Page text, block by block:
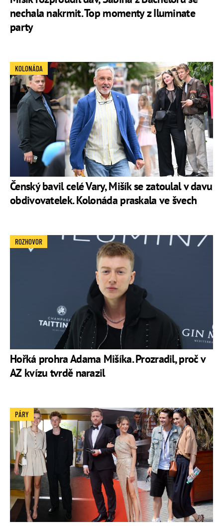
nechala nakrmit. Top momenty z Iluminate
party
Čenský bavil celé Vary, Mišík se zatoulal v davu
obdivovatelek. Kolonáda praskala ve švech
KOLONÁDA
Hořká prohra Adama Mišíka. Prozradil, proč v
AZ kvízu tvrdě narazil
ROZHOVOR
PÁRY